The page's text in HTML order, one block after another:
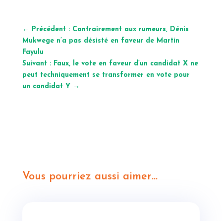
←
Précédent : Contrairement aux rumeurs, Dénis
Mukwege n’a pas désisté en faveur de Martin
Fayulu
Suivant : Faux, le vote en faveur d’un candidat X ne
peut techniquement se transformer en vote pour
un candidat Y →
Vous pourriez aussi aimer…